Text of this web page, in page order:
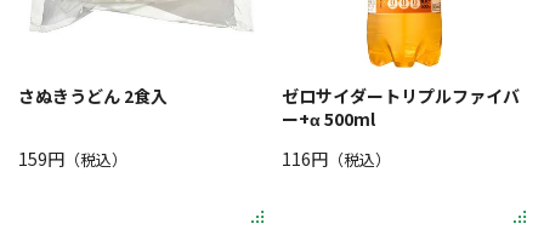
さぬきうどん 2食入
159円 （税込）
ゼロサイダートリプルファイバ
ー+α 500ml
116円（税込）